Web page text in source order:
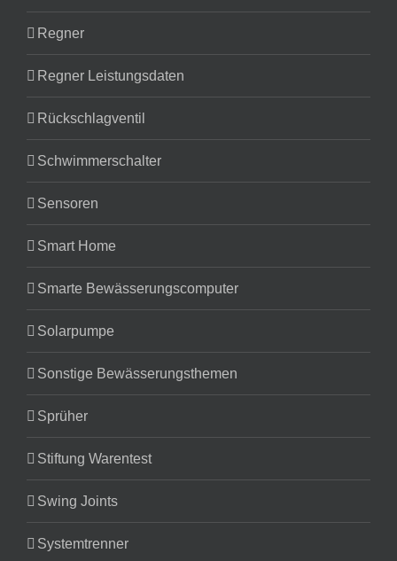
Regner
Regner Leistungsdaten
Rückschlagventil
Schwimmerschalter
Sensoren
Smart Home
Smarte Bewässerungscomputer
Solarpumpe
Sonstige Bewässerungsthemen
Sprüher
Stiftung Warentest
Swing Joints
Systemtrenner